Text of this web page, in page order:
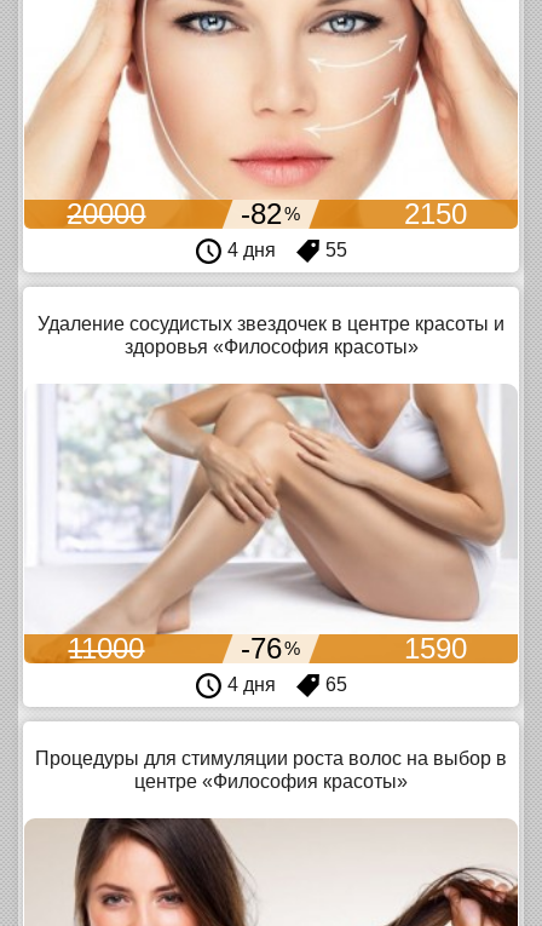
20000 -82% 2150
4 дня 55
Удаление сосудистых звездочек в центре красоты и
здоровья «Философия красоты»
11000 -76% 1590
4 дня 65
Процедуры для стимуляции роста волос на выбор в
центре «Философия красоты»